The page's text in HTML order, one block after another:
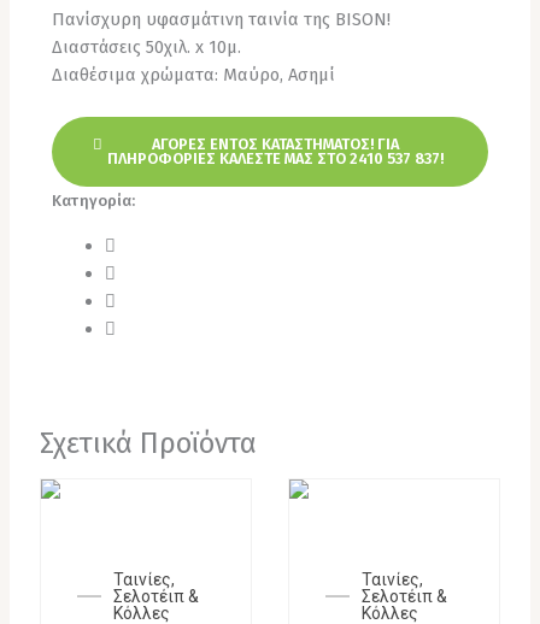
Πανίσχυρη υφασμάτινη ταινία της BISON!
Διαστάσεις 50χιλ. x 10μ.
Διαθέσιμα χρώματα: Μαύρο, Ασημί
ΑΓΟΡΕΣ ΕΝΤΟΣ ΚΑΤΑΣΤΗΜΑΤΟΣ! ΓΙΑ
ΠΛΗΡΟΦΟΡΙΕΣ ΚΑΛΕΣΤΕ ΜΑΣ ΣΤΟ 2410 537 837!
Κατηγορία:
Σχετικά Προϊόντα
Ταινίες,
Σελοτέιπ &
Κόλλες
Ταινίες,
Σελοτέιπ &
Κόλλες